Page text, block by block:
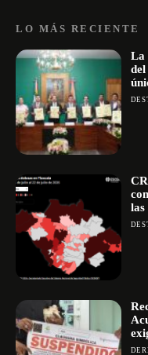
LO MÁS RECIENTE
La
las